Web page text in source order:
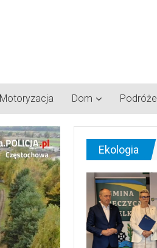
Motoryzacja Dom Podróże
Ekologia